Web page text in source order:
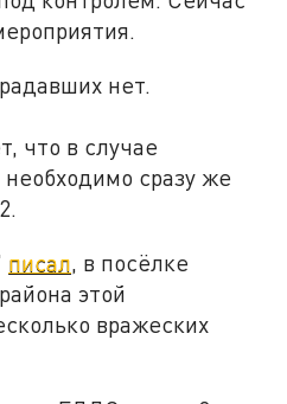
нет.
что в случае
сразу же
писал, в посёлке
этой
вражеских